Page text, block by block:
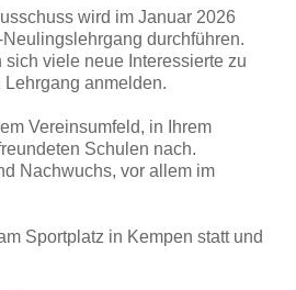
wird im Januar 2026
durchführen.
sich viele neue Interessierte zu
anmelden.
Vereinsumfeld, in Ihrem
Schulen nach.
Nachwuchs, vor allem im
Sportplatz in Kempen statt und